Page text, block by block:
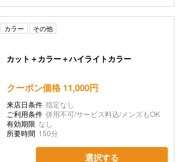
カラー その他
カット＋カラー＋ハイライトカラー
クーポン価格 11,000円
来店日条件 指定なし
ご利用条件 併用不可/サービス料込/メンズもOK
有効期限 なし
所要時間 150分
選択する